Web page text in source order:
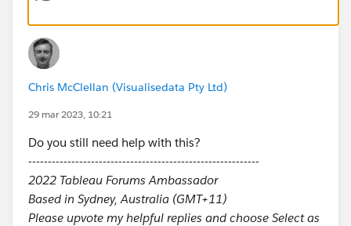
Chris McClellan (Visualisedata Pty Ltd)
29 mar 2023, 10:21
Do you still need help with this?
-----------------------------------------------------------
2022 Tableau Forums Ambassador
Based in Sydney, Australia (GMT+11)
Please upvote my helpful replies and choose Select as